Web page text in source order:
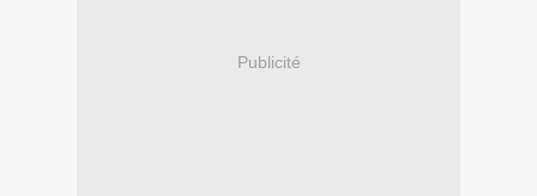
Publicité